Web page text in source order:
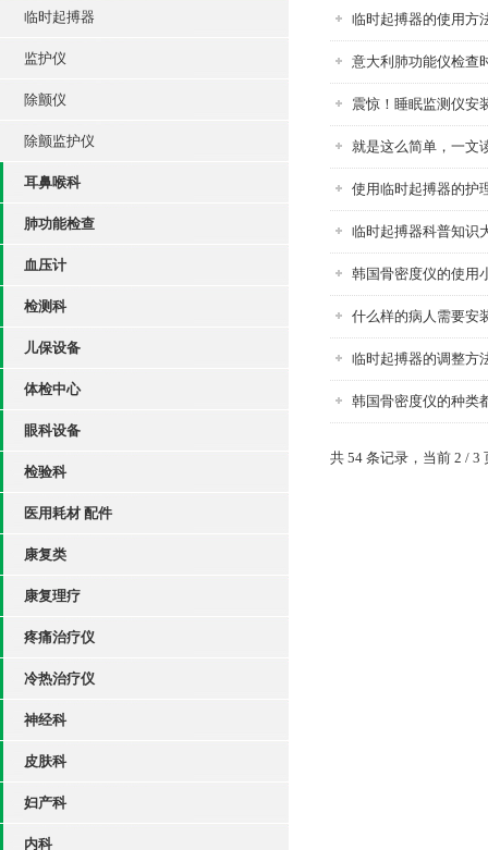
临时起搏器
监护仪
除颤仪
除颤监护仪
耳鼻喉科
肺功能检查
血压计
检测科
儿保设备
体检中心
眼科设备
检验科
医用耗材 配件
康复类
康复理疗
疼痛治疗仪
冷热治疗仪
神经科
皮肤科
妇产科
内科
临时起搏器的使用方
意大利肺功能仪检查
震惊！睡眠监测仪安
就是这么简单，一文
使用临时起搏器的护
临时起搏器科普知识
韩国骨密度仪的使用
什么样的病人需要安
临时起搏器的调整方
韩国骨密度仪的种类
共 54 条记录，当前 2 /